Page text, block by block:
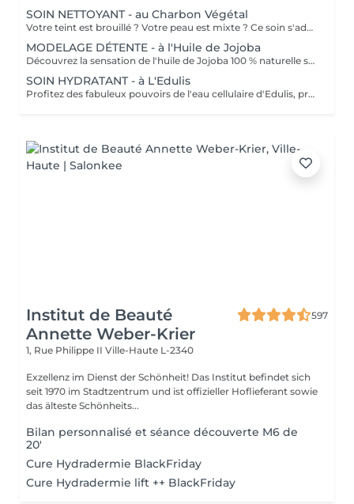
SOIN NETTOYANT - au Charbon Végétal
Votre teint est brouillé ? Votre peau est mixte ? Ce soin s'adresse à vous. Votre peau est nettoyée par une exfoliation douce, sous vapeur, complétée par une extraction des comédons. Pour finir, l'application d'un masque purifie la zone médiane (front, nez, menton), et hydrate le reste de votre visage. Bénéfices : Detoxifié et hydraté, votre visage retrouve un teint unifié, frais et lumineux.
MODELAGE DÉTENTE - à l'Huile de Jojoba
Découvrez la sensation de l'huile de Jojoba 100 % naturelle sur votre peau. Nourrie, votre peau retrouve tout son confort. Libéré de ses tensions grâce aux mains habiles de notre esthéticienne, votre visage est détendu. Bénéfices : Nourrie, votre peau retrouve tout son confort.
SOIN HYDRATANT - à L'Edulis
Profitez des fabuleux pouvoirs de l'eau cellulaire d'Edulis, précieuse source d'hydratation continue. Après la brumisation du Sérum concentré en eau cellulaire, le Masque Crème ressourçant se transforme en une texture soyeuse qui fond sur votre peau sous le délicat modelage de notre esthéticienne. Bénéfices : Gorgée d'eau, votre peau retrouve douceur, souplesse et éclat. Retrouvez le confort dune peau hydratée en continu.
Institut de Beauté
Annette Weber-Krier
597
1, Rue Philippe II Ville-Haute L-2340
Exzellenz im Dienst der Schönheit! Das Institut befindet sich
seit 1970 im Stadtzentrum und ist offizieller Hoflieferant sowie
das älteste Schönheits...
Bilan personnalisé et séance découverte M6 de
20'
Cure Hydradermie BlackFriday
Cure Hydradermie lift ++ BlackFriday